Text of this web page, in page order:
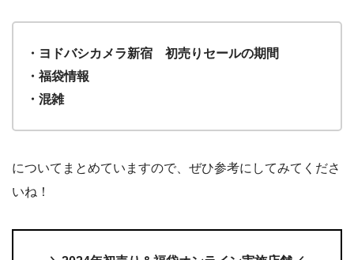
・ヨドバシカメラ新宿 初売りセールの期間
・福袋情報
・混雑
についてまとめていますので、ぜひ参考にしてみてくださ
いね！